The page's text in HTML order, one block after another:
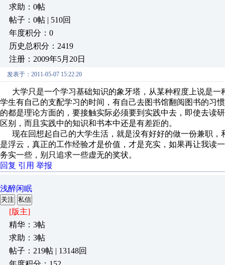
求助：0帖
帖子：0帖 | 510回
年度积分：0
历史总积分：2419
注册：2009年5月20日
发表于：2011-05-07 15:22:20
大学只是一个学习基础知识的象牙塔，从某种程度上说是一
学生有自己的支配学习的时间，有自己去图书馆翻阅图书的习
的都是理论方面的，要接触实际必须要到实践中去，即使去读
区别，而且实践中的知识和书本中还是有差距的。
现在回想起自己的大学生活，就是没有好好的做一份兼职，
是浮云，真正的工作经验才是价值，才是充实，如果再让我读
务实一些，别只追求一些虚无的奖状。
回复 引用 举报
浅醉闲眠
关注 私信
[版主]
精华：3帖
求助：3帖
帖子：219帖 | 13148回